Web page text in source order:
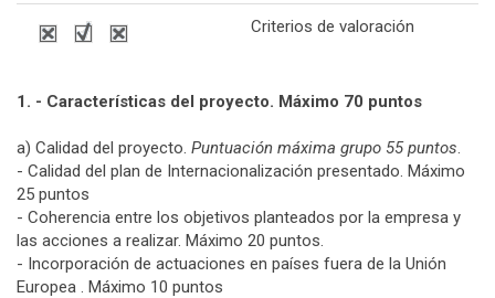
Criterios de valoración
1. - Características del proyecto. Máximo 70 puntos
a) Calidad del proyecto. Puntuación máxima grupo 55 puntos.
- Calidad del plan de Internacionalización presentado. Máximo
25 puntos
- Coherencia entre los objetivos planteados por la empresa y
las acciones a realizar. Máximo 20 puntos.
- Incorporación de actuaciones en países fuera de la Unión
Europea . Máximo 10 puntos